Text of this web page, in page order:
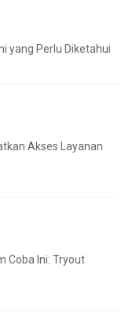
yang Perlu Diketahui
Akses Layanan
Coba Ini: Tryout